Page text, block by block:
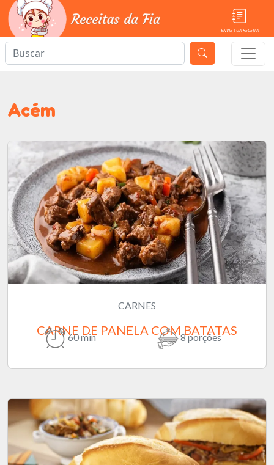
ENVIE SUA RECEITA
Acém
CARNES
CARNE DE PANELA COM BATATAS
60 min 8 porções